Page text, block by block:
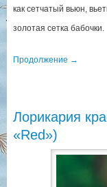
как сетчатый вьюн,
золотая сетка бабочки.
Продолжение →
Лорикария
«Red»)